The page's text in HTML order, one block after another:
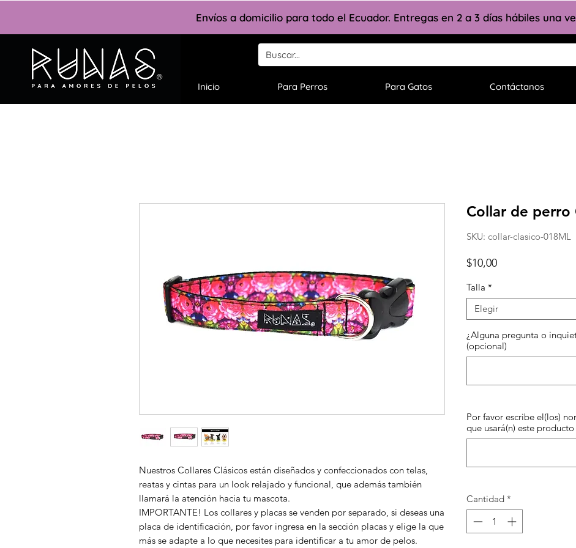
Inicio Para Perros Para Gatos Contáctanos
Envíos a domicilio para todo el Ecuador. Entregas en 2 a 3 días hábiles una
Nuestros Collares Clásicos están diseñados y confeccionados con telas,
reatas y cintas para un look relajado y funcional, que además también
llamará la atención hacia tu mascota.
IMPORTANTE! Los collares y placas se venden por separado, si deseas una
placa de identificación, por favor ingresa en la sección placas y elige la que
más se adapte a lo que necesites para identificar a tu amor de pelos.
Collar de perro
SKU: collar-clasico-018ML
$10,00Precio
Talla *
Elegir
¿Alguna pregunta o
(opcional)
Por favor escribe el(los)
que usará(n) este
Cantidad *